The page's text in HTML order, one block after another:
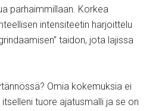
parhaimmillaan. Korkea
intensiteetin harjoittelu
taidon, jota lajissa
Omia kokemuksia ei
tuore ajatusmalli ja se on